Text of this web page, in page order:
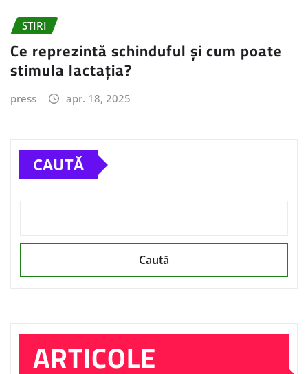
STIRI
Ce reprezintă schinduful și cum poate
stimula lactația?
press apr. 18, 2025
CAUTĂ
Caută
ARTICOLE